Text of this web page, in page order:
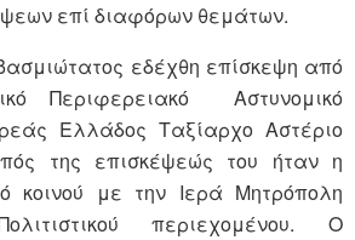
επί διαφόρων θεμάτων.
εδέχθη επίσκεψη από
Αστυνομικό
Ελλάδος Ταξίαρχο Αστέριο
της επισκέψεώς του ήταν η
κοινού με την Ιερά Μητρόπολη
περιεχομένου. Ο